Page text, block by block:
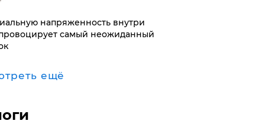
напряженность внутри
самый неожиданный
ещё